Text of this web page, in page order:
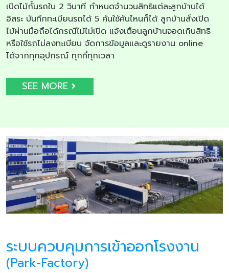
เปิดไม้กั้นรถใน 2 วินาที กำหนดจำนวนสิทธิแต่ละลูกบ้านได้
อิสระ บันทึกทะเบียนรถได้ 5 คันใช้คันไหนก็ได้ ลูกบ้านสั่งเปิด
ไม้ผ่านมือถือได้กรณีไม้ไม่เปิด แจ้งเตือนลูกบ้านจอดเกินสิทธิ
หรือใช้รถไม่ลงทะเบียน จัดการข้อมูลและดูรายงาน online
ได้จากทุกอุปกรณ์ ทุกที่ทุกเวลา
SEE MORE
ระบบควบคุมการเข้าออกโรงงาน
(Park-Factory)